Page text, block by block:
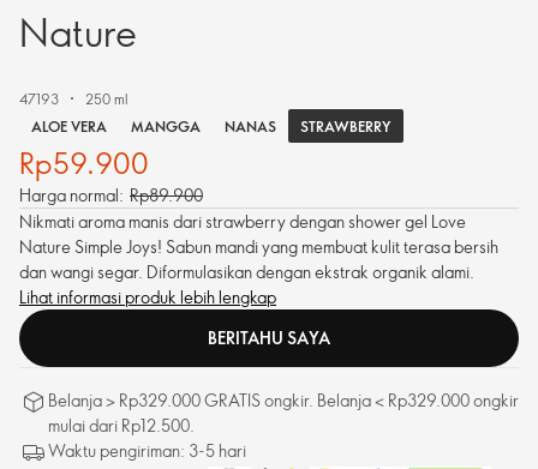
Nature
47193
250 ml
ALOE VERA
MANGGA NANAS STRAWBERRY
Rp59.900
Harga normal: Rp89.900
Nikmati aroma manis dari strawberry dengan shower gel Love
Nature Simple Joys! Sabun mandi yang membuat kulit terasa bersih
dan wangi segar. Diformulasikan dengan ekstrak organik alami.
Lihat informasi produk lebih lengkap
BERITAHU SAYA
Belanja > Rp329.000 GRATIS ongkir. Belanja < Rp329.000 ongkir
mulai dari Rp12.500.
Waktu pengiriman: 3-5 hari